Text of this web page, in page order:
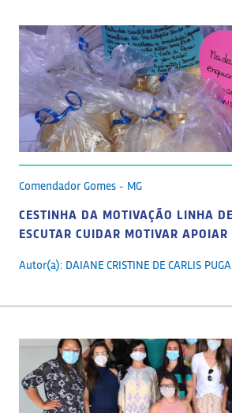
Comendador Gomes - MG
CESTINHA DA MOTIVAÇÃO LINHA DE FRENTE
ESCUTAR CUIDAR MOTIVAR APOIAR
Autor(a): DAIANE CRISTINE DE CARLIS PUGA